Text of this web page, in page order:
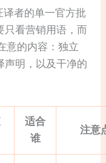
者的单一官方批
只看营销用语，而
意的内容：独立
声明，以及干净的
适合
谁
注意